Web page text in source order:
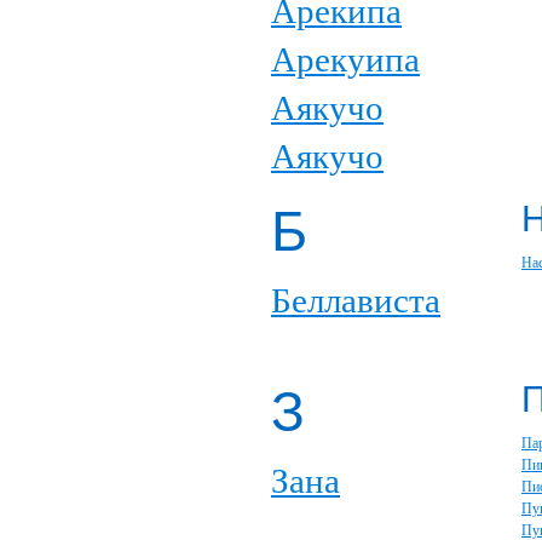
Арекипа
Арекуипа
Аякучо
Аякучо
Б
Беллависта
З
Зана